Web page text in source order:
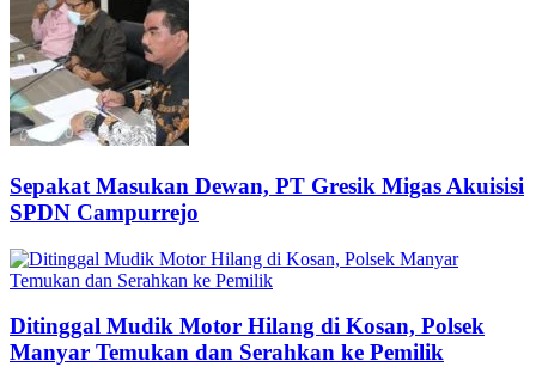
Sepakat Masukan Dewan, PT Gresik Migas Akuisisi
SPDN Campurrejo
Ditinggal Mudik Motor Hilang di Kosan, Polsek
Manyar Temukan dan Serahkan ke Pemilik